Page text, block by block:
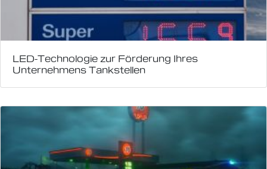
LED-Technologie zur Förderung Ihres
Unternehmens Tankstellen